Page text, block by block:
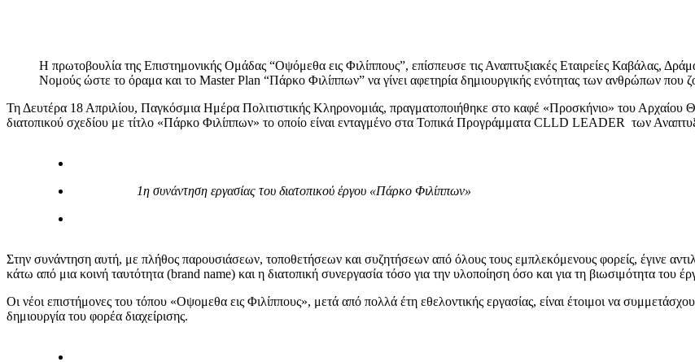
Η πρωτοβουλία της Επιστημονικής Ομάδας “Οψόμεθα εις Φιλίππους”, επίσπευσε τις Αναπτυξιακές Εταιρείες Καβάλας,
Νομούς ώστε το όραμα και το Master Plan “Πάρκο Φιλίππων” να γίνει αφετηρία δημιουργικής ενότητας των ανθρώπων που
Τη Δευτέρα 18 Απριλίου, Παγκόσμια Hμέρα Πολιτιστικής Κληρονομιάς, πραγματοποιήθηκε στο καφέ «Προσκήνιο» του Αρχαίου
διατοπικού σχεδίου με τίτλο «Πάρκο Φιλίππων» το οποίο είναι ενταγμένο στα Τοπικά Προγράμματα CLLD LEADER των
1η συνάντηση εργασίας του διατοπικού έργου «Πάρκο Φιλίππων»
Στην συνάντηση αυτή, με πλήθος παρουσιάσεων, τοποθετήσεων και συζητήσεων από όλους τους εμπλεκόμενους φορείς, έγινε
κάτω από μια κοινή ταυτότητα (brand name) και η διατοπική συνεργασία τόσο για την υλοποίηση όσο και για τη βιωσιμότητα του
Οι νέοι επιστήμονες του τόπου «Οψομεθα εις Φιλίππους», μετά από πολλά έτη εθελοντικής εργασίας, είναι έτοιμοι να
δημιουργία του φορέα διαχείρισης.